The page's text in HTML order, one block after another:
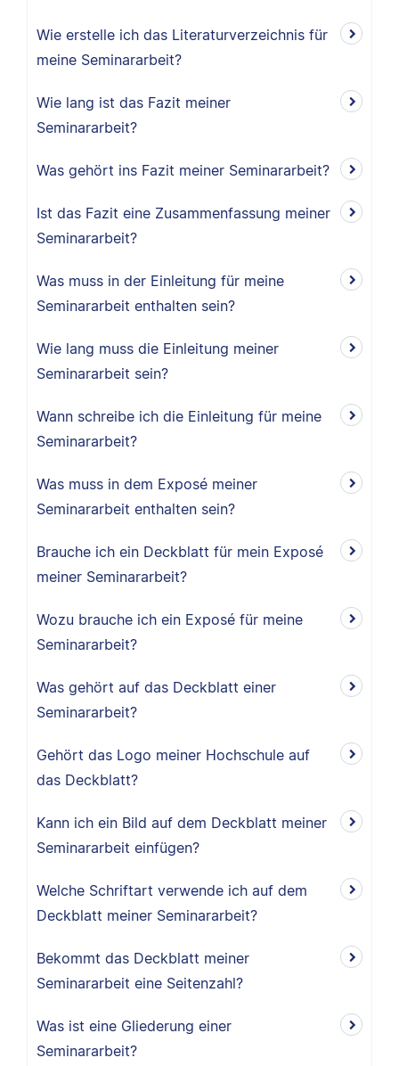
Wie erstelle ich das Literaturverzeichnis für
meine Seminararbeit?
Wie lang ist das Fazit meiner
Seminararbeit?
Was gehört ins Fazit meiner Seminararbeit?
Ist das Fazit eine Zusammenfassung meiner
Seminararbeit?
Was muss in der Einleitung für meine
Seminararbeit enthalten sein?
Wie lang muss die Einleitung meiner
Seminararbeit sein?
Wann schreibe ich die Einleitung für meine
Seminararbeit?
Was muss in dem Exposé meiner
Seminararbeit enthalten sein?
Brauche ich ein Deckblatt für mein Exposé
meiner Seminararbeit?
Wozu brauche ich ein Exposé für meine
Seminararbeit?
Was gehört auf das Deckblatt einer
Seminararbeit?
Gehört das Logo meiner Hochschule auf
das Deckblatt?
Kann ich ein Bild auf dem Deckblatt meiner
Seminararbeit einfügen?
Welche Schriftart verwende ich auf dem
Deckblatt meiner Seminararbeit?
Bekommt das Deckblatt meiner
Seminararbeit eine Seitenzahl?
Was ist eine Gliederung einer
Seminararbeit?